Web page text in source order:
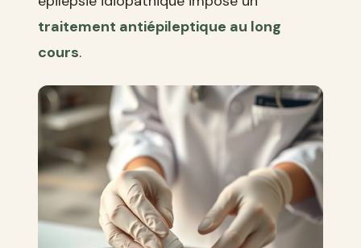
traitement antiépileptique au long
cours.